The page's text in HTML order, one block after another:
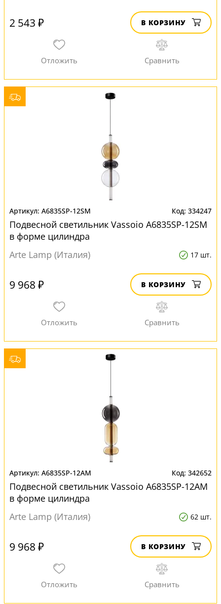
2 543 ₽ В КОРЗИНУ
A6835SP-12SM 334247
Подвесной светильник Vassoio A6835SP-12SM
в форме цилиндра
Arte Lamp (Италия)
17 шт.
9 968 ₽ В КОРЗИНУ
A6835SP-12AM 342652
Подвесной светильник Vassoio A6835SP-12AM
в форме цилиндра
Arte Lamp (Италия)
62 шт.
9 968 ₽ В КОРЗИНУ